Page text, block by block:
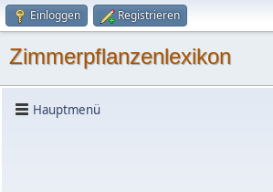
Einloggen Registrieren
Zimmerpflanzenlexikon
Hauptmenü